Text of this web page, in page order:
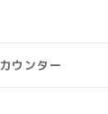
カウンター